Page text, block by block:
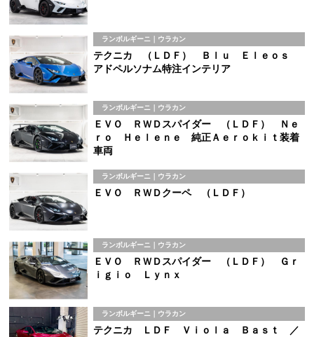
ランボルギーニ｜ウラカン
テクニカ （ＬＤＦ） Ｂｌｕ Ｅｌｅｏｓ
アドペルソナム特注インテリア
ランボルギーニ｜ウラカン
ＥＶＯ ＲＷＤスパイダー （ＬＤＦ） Ｎｅ
ｒｏ Ｈｅｌｅｎｅ 純正Ａｅｒｏｋｉｔ装着
車両
ランボルギーニ｜ウラカン
ＥＶＯ ＲＷＤクーペ （ＬＤＦ）
ランボルギーニ｜ウラカン
ＥＶＯ ＲＷＤスパイダー （ＬＤＦ） Ｇｒ
ｉｇｉｏ Ｌｙｎｘ
ランボルギーニ｜ウラカン
テクニカ ＬＤＦ Ｖｉｏｌａ Ｂａｓｔ ／